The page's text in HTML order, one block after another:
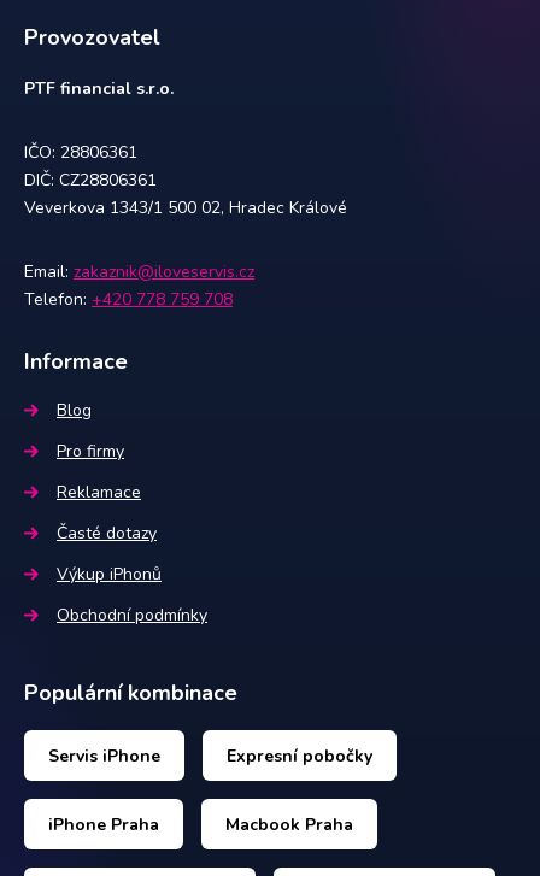
Provozovatel
PTF financial s.r.o.
IČO: 28806361
DIČ: CZ28806361
Veverkova 1343/1 500 02, Hradec Králové
Email: zakaznik@iloveservis.cz
Telefon: +420 778 759 708
Informace
Blog
Pro firmy
Reklamace
Časté dotazy
Výkup iPhonů
Obchodní podmínky
Populární kombinace
Servis iPhone Expresní pobočky
iPhone Praha Macbook Praha